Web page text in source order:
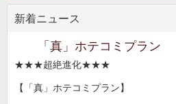
新着ニュース
「真」ホテコミプラン
★★★超絶進化★★★
【「真」ホテコミプラン】